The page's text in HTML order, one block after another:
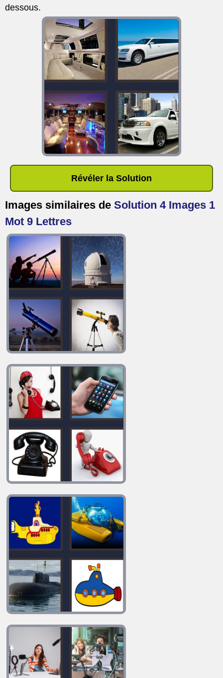
dessous.
Révéler la Solution
Images similaires de Solution 4 Images 1
Mot 9 Lettres